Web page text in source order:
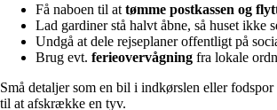
Få naboen til at tømme postkassen og
Lad gardiner stå halvt åbne, så huset ikke
Undgå at dele rejseplaner offentligt på
Brug evt. ferieovervågning fra lokale
Små detaljer som en bil i indkørslen eller
til at afskrække en tyv.